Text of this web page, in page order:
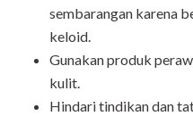
sembarangan karena
keloid.
Gunakan produk
kulit.
Hindari tindikan dan